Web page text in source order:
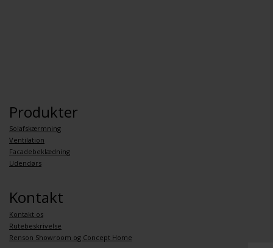
Produkter
Solafskærmning
Ventilation
Facadebeklædning
Udendørs
Kontakt
Kontakt os
Rutebeskrivelse
Renson Showroom og Concept Home